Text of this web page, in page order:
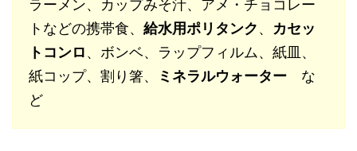
ラーメン、カップみそ汁、アメ・チョコレー
トなどの携帯食、 給水用ポリタンク、 カセッ
トコンロ、ボンベ、ラップフィルム、紙皿、
紙コップ、割り箸、
ミネラルウォーター な
ど